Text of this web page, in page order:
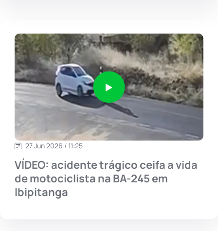
27 Jun 2026 / 11:25
VÍDEO: acidente trágico ceifa a vida
de motociclista na BA-245 em
Ibipitanga